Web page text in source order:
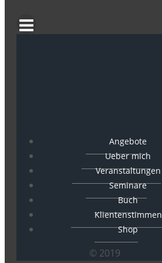
Angebote
Ueber mich
Veranstaltungen
Seminare
Buch
Klientenstimmen
Shop
© 2019